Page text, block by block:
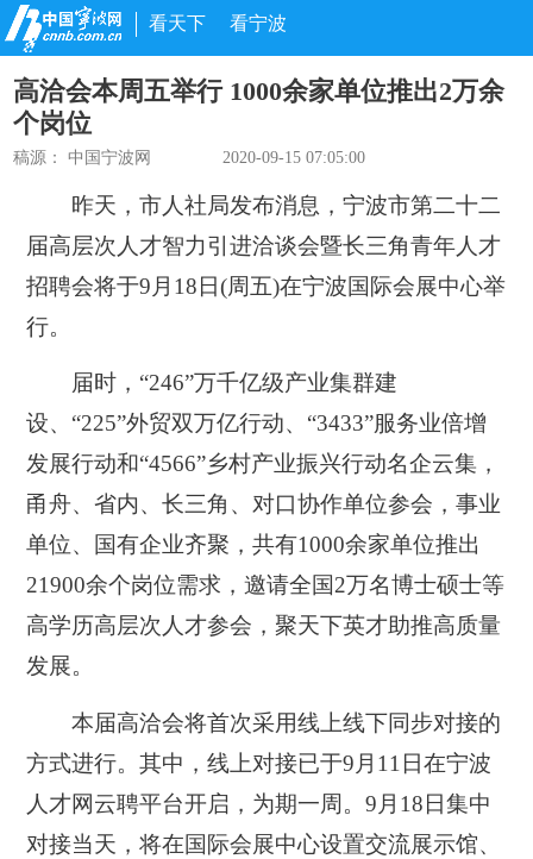
看天下 看宁波
高洽会本周五举行 1000余家单位推出2万余
个岗位
稿源：中国宁波网 2020-09-15 07:05:00
昨天，市人社局发布消息，宁波市第二十二
届高层次人才智力引进洽谈会暨长三角青年人才
招聘会将于9月18日(周五)在宁波国际会展中心举
行。
届时，“246”万千亿级产业集群建
设、“225”外贸双万亿行动、“3433”服务业倍增
发展行动和“4566”乡村产业振兴行动名企云集，
甬舟、省内、长三角、对口协作单位参会，事业
单位、国有企业齐聚，共有1000余家单位推出
21900余个岗位需求，邀请全国2万名博士硕士等
高学历高层次人才参会，聚天下英才助推高质量
发展。
本届高洽会将首次采用线上线下同步对接的
方式进行。其中，线上对接已于9月11日在宁波
人才网云聘平台开启，为期一周。9月18日集中
对接当天，将在国际会展中心设置交流展示馆、